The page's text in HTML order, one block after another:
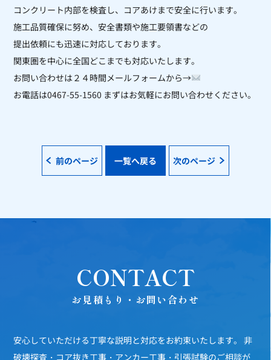
コンクリート内部を検査し、コアあけまで安全に行います。
施工品質確保に努め、安全書類や施工要領書などの
提出依頼にも迅速に対応しております。
関東圏を中心に全国どこまでも対応いたします。
お問い合わせは２４時間メールフォームから→
お電話は0467-55-1560 まずはお気軽にお問い合わせください。
前のページ 一覧へ戻る 次のページ
CONTACT
お見積もり・お問い合わせ
安心していただける丁寧な説明と対応をお約束いたします。
非
破壊探査・コア抜き工事・アンカー工事・引張試験のご相談が